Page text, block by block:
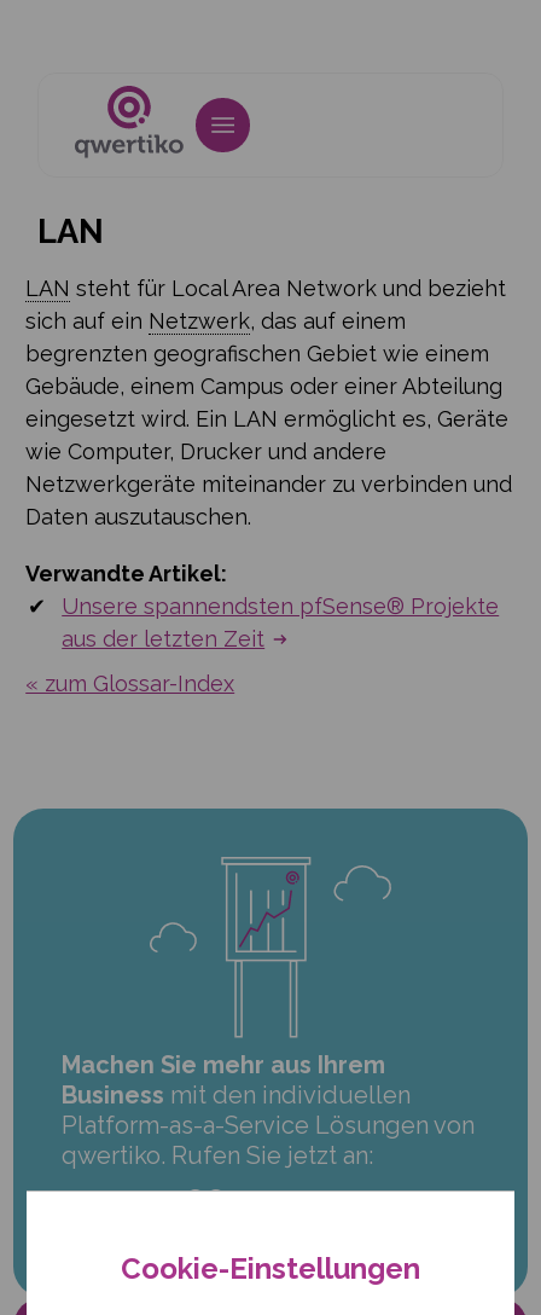
Cookie-Einstellungen
LAN
LAN steht für Local Area Network und bezieht
sich auf ein Netzwerk, das auf einem
begrenzten geografischen Gebiet wie einem
Gebäude, einem Campus oder einer Abteilung
eingesetzt wird. Ein LAN ermöglicht es, Geräte
wie Computer, Drucker und andere
Netzwerkgeräte miteinander zu verbinden und
Daten auszutauschen.
Verwandte Artikel:
Unsere spannendsten pfSense® Projekte
aus der letzten Zeit
« zum Glossar-Index
Machen Sie mehr aus Ihrem
Business mit den individuellen
Platform-as-a-Service Lösungen von
qwertiko. Rufen Sie jetzt an:
+49 721 66 24 999-0